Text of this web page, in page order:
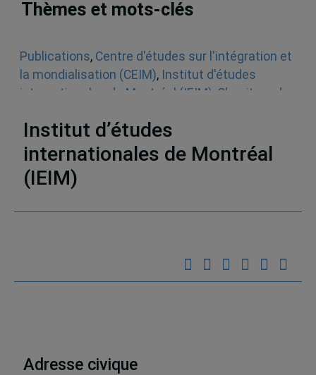
Thèmes et mots-clés
Publications, Centre d'études sur l'intégration et
la mondialisation (CEIM), Institut d'études
internationales de Montréal (IEIM) Chapitres de
Institut d’études
internationales de Montréal
(IEIM)
Adresse civique